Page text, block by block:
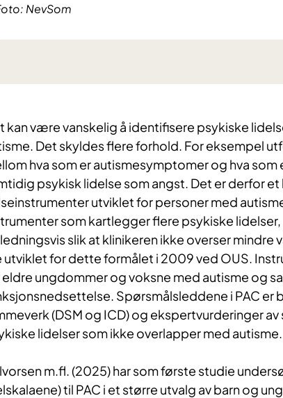
NevSom
kan være vanskelig å identifisere psykiske
Det skyldes flere forhold. For eksempel
hva som er autismesymptomer og hva som
psykisk lidelse som angst. Det er derfor
utviklet for personer med
som kartlegger flere psykiske
slik at klinikeren ikke overser mindre
utviklet for dette formålet i 2009 ved OUS.
ungdommer og voksne med autisme og
Spørsmålsleddene i PAC er
(DSM og ICD) og ekspertvurderinger
lidelser som ikke overlapper med autisme.
m.fl. (2025) har som første studie
til PAC i et større utvalg av barn og